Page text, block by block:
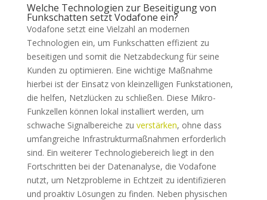
Welche Technologien zur Beseitigung von
Funkschatten setzt Vodafone ein?
Vodafone setzt eine Vielzahl an modernen
Technologien ein, um Funkschatten effizient zu
beseitigen und somit die Netzabdeckung für seine
Kunden zu optimieren. Eine wichtige Maßnahme
hierbei ist der Einsatz von kleinzelligen Funkstationen,
die helfen, Netzlücken zu schließen. Diese Mikro-
Funkzellen können lokal installiert werden, um
schwache Signalbereiche zu verstärken, ohne dass
umfangreiche Infrastrukturmaßnahmen erforderlich
sind. Ein weiterer Technologiebereich liegt in den
Fortschritten bei der Datenanalyse, die Vodafone
nutzt, um Netzprobleme in Echtzeit zu identifizieren
und proaktiv Lösungen zu finden. Neben physischen